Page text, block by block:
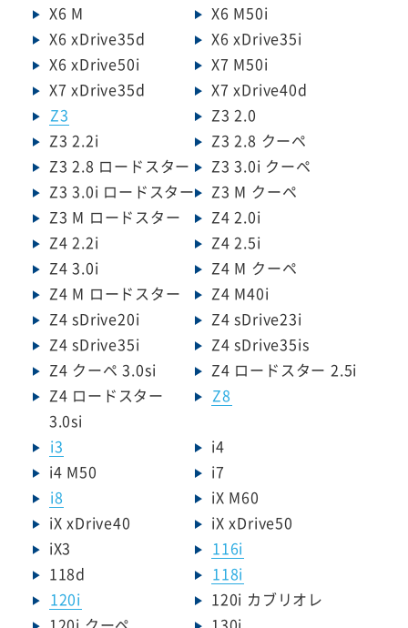
X6 M
X6 M50i
X6 xDrive35d
X6 xDrive35i
X6 xDrive50i
X7 M50i
X7 xDrive35d
X7 xDrive40d
Z3
Z3 2.0
Z3 2.2i
Z3 2.8 クーペ
Z3 2.8 ロードスター
Z3 3.0i クーペ
Z3 3.0i ロードスター
Z3 M クーペ
Z3 M ロードスター
Z4 2.0i
Z4 2.2i
Z4 2.5i
Z4 3.0i
Z4 M クーペ
Z4 M ロードスター
Z4 M40i
Z4 sDrive20i
Z4 sDrive23i
Z4 sDrive35i
Z4 sDrive35is
Z4 クーペ 3.0si
Z4 ロードスター 2.5i
Z4 ロードスター
3.0si
Z8
i3
i4
i4 M50
i7
i8
iX M60
iX xDrive40
iX xDrive50
iX3
116i
118d
118i
120i
120i カブリオレ